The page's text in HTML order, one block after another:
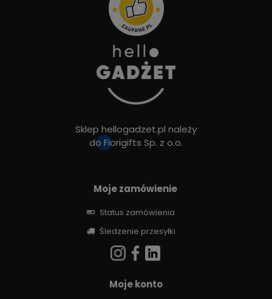
Sklep hellogadzet.pl należy
do Fiorigifts Sp. z o.o.
Moje zamówienie
Status zamówienia
Śledzenie przesyłki
Moje konto